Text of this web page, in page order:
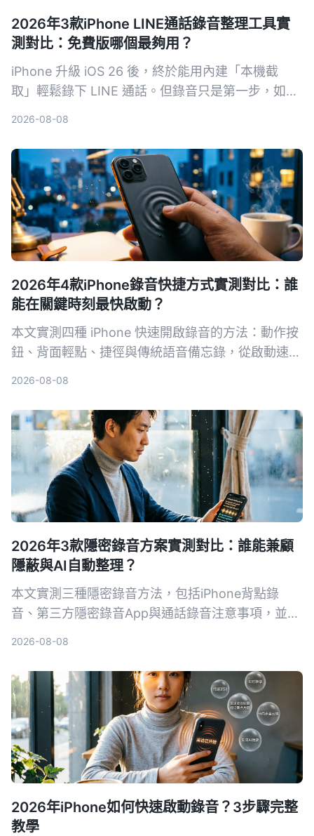
2026年3款iPhone LINE通話錄音整理工具實
測對比：免費版哪個最夠用？
iPhone 升級 iOS 26 後，終於能用內建「本機截
取」輕鬆錄下 LINE 通話。但錄音只是第一步，如何
到 AI 整理能力全面比較，幫你找到最適合的方案。
2026-08-08
2026年4款iPhone錄音快捷方式實測對比：誰
能在關鍵時刻最快啟動？
本文實測四種 iPhone 快速開啟錄音的方法：動作按
鈕、背面輕點、捷徑與傳統語音備忘錄，從啟動速
2026-08-08
2026年3款隱密錄音方案實測對比：誰能兼顧
隱蔽與AI自動整理？
本文實測三種隱密錄音方法，包括iPhone背點錄
音、第三方隱密錄音App與通話錄音注意事項，並推
份。
2026-08-08
2026年iPhone如何快速啟動錄音？3步驟完整
教學